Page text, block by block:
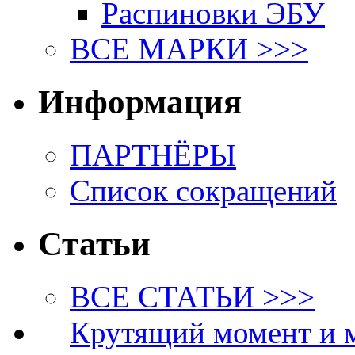
Распиновки ЭБУ
ВСЕ МАРКИ >>>
Информация
ПАРТНЁРЫ
Список сокращений
Статьи
ВСЕ СТАТЬИ >>>
Крутящий момент и